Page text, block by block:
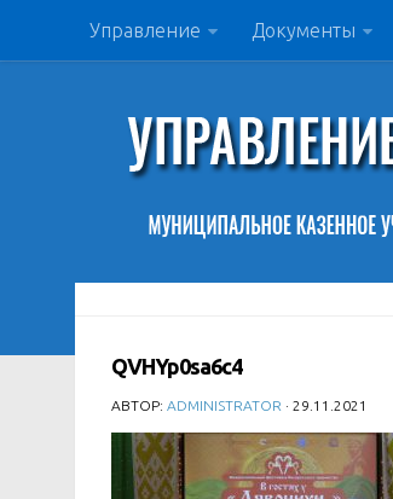
Управление Документы
QVHYp0sa6c4
АВТОР: ADMINISTRATOR · 29.11.2021